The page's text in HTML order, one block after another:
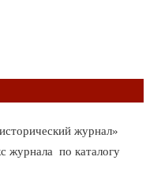
журнал»
журнала по каталогу